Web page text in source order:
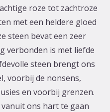
roze tot zachtroze
met een heldere gloed
steen bevat een zeer
verbonden is met liefde
steen brengt ons
voorbij de nonsens,
en voorbij grenzen.
ons hart te gaan